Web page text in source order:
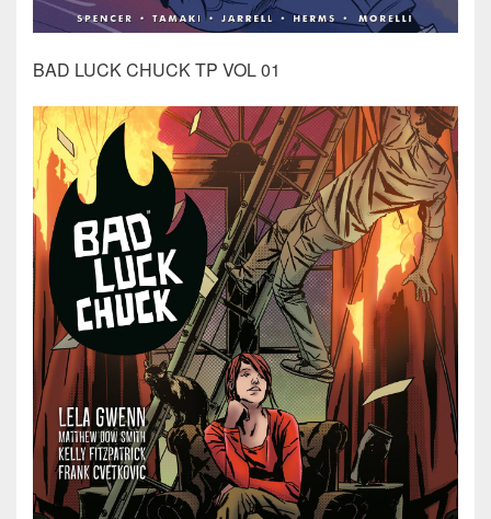
BAD LUCK CHUCK TP VOL 01